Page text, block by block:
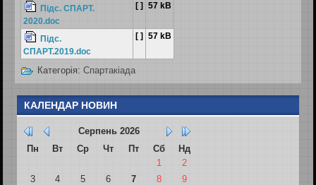
Підс. СПАРТ.
2020.doc
[ ] 57 kB
Підс.
СПАРТ.2019.doc
[ ] 57 kB
Категорія:Спартакіада
КАЛЕНДАР НОВИН
Серпень 2026
Пн
Вт Ср Чт Пт Сб
Нд
1
2
3
4 5 6 7 8
9